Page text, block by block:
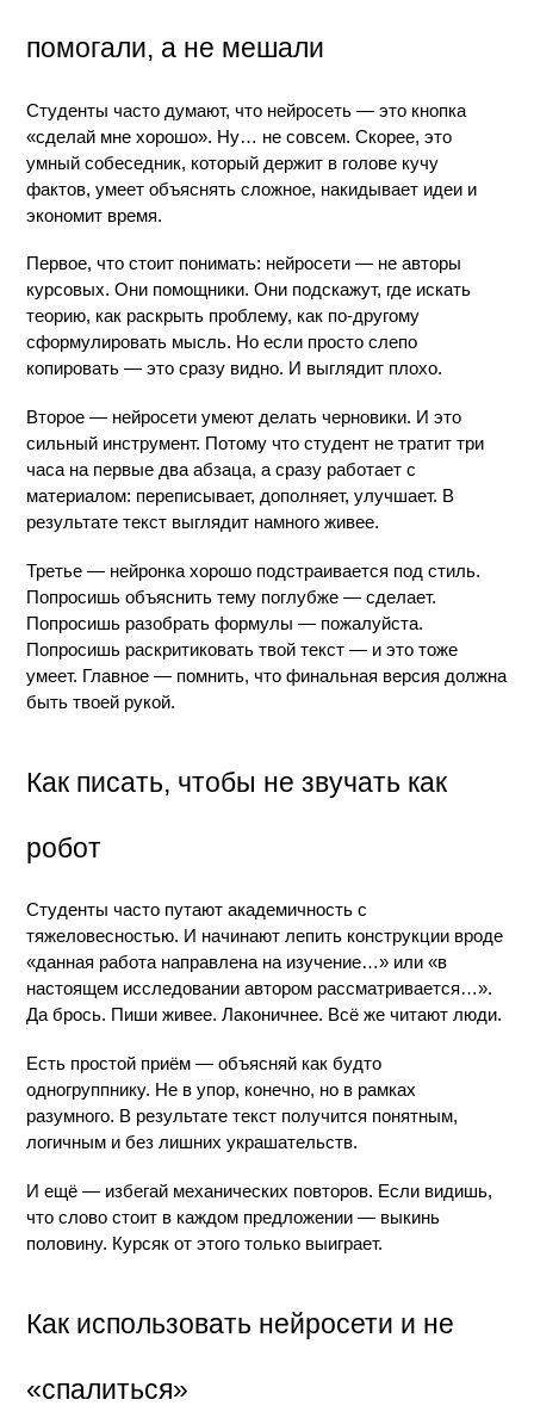
помогали, а не мешали
Студенты часто думают, что нейросеть — это кнопка
«сделай мне хорошо». Ну… не совсем. Скорее, это
умный собеседник, который держит в голове кучу
фактов, умеет объяснять сложное, накидывает идеи и
экономит время.
Первое, что стоит понимать: нейросети — не авторы
курсовых. Они помощники. Они подскажут, где искать
теорию, как раскрыть проблему, как по-другому
сформулировать мысль. Но если просто слепо
копировать — это сразу видно. И выглядит плохо.
Второе — нейросети умеют делать черновики. И это
сильный инструмент. Потому что студент не тратит три
часа на первые два абзаца, а сразу работает с
материалом: переписывает, дополняет, улучшает. В
результате текст выглядит намного живее.
Третье — нейронка хорошо подстраивается под стиль.
Попросишь объяснить тему поглубже — сделает.
Попросишь разобрать формулы — пожалуйста.
Попросишь раскритиковать твой текст — и это тоже
умеет. Главное — помнить, что финальная версия должна
быть твоей рукой.
Как писать, чтобы не звучать как
робот
Студенты часто путают академичность с
тяжеловесностью. И начинают лепить конструкции вроде
«данная работа направлена на изучение…» или «в
настоящем исследовании автором рассматривается…».
Да брось. Пиши живее. Лаконичнее. Всё же читают люди.
Есть простой приём — объясняй как будто
одногруппнику. Не в упор, конечно, но в рамках
разумного. В результате текст получится понятным,
логичным и без лишних украшательств.
И ещё — избегай механических повторов. Если видишь,
что слово стоит в каждом предложении — выкинь
половину. Курсяк от этого только выиграет.
Как использовать нейросети и не
«спалиться»